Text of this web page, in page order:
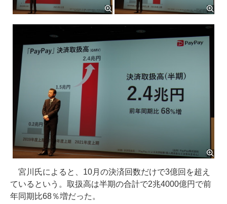
宮川氏によると、10月の決済回数だけで3億回を超え
ているという。取扱高は半期の合計で2兆4000億円で前
年同期比68％増だった。